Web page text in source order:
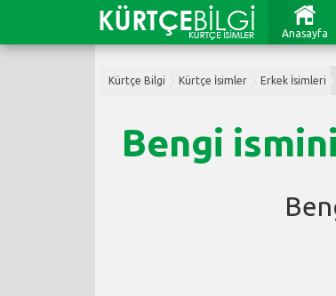
Anasayfa
Kürtçe Bilgi Kürtçe İsimler Erkek İsimleri
Bengi